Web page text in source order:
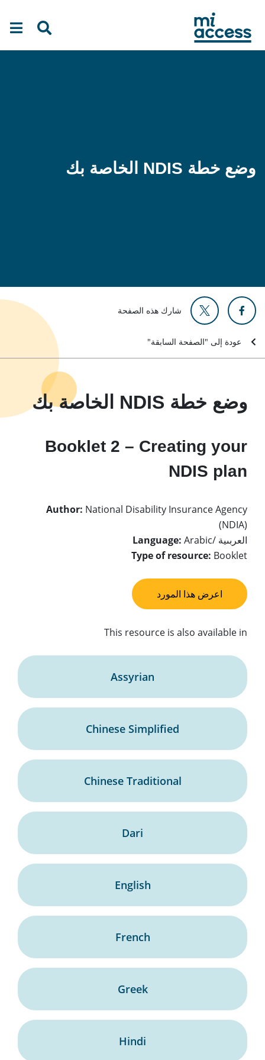
main
content
وضع خطة NDIS الخاصة بك
شارك هذه الصفحة
عودة إلى "الصفحة السابقة"
وضع خطة NDIS الخاصة بك
Booklet 2 – Creating your
NDIS plan
Author: National Disability Insurance Agency
(NDIA)
العربىية /
Language: Arabic
Type of resource: Booklet
اعرض هذا المورد
This resource is also available in
Assyrian
Chinese Simplified
Chinese Traditional
Dari
English
French
Greek
Hindi